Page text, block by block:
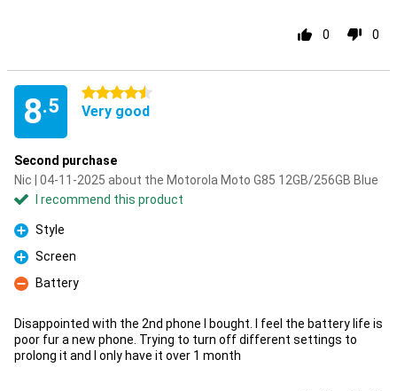
0 0
8.5
4.5 stars
Very good
Second purchase
Nic | 04-11-2025 about the Motorola Moto G85 12GB/256GB Blue
I recommend this product
Pro
Style
Pro
Screen
Con
Battery
Disappointed with the 2nd phone I bought. I feel the battery life is
poor fur a new phone. Trying to turn off different settings to
prolong it and I only have it over 1 month